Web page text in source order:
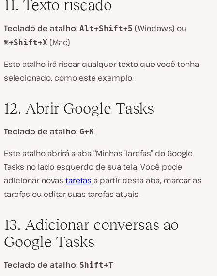
11. Texto riscado
Teclado de atalho: Alt+Shift+5 (Windows) ou
⌘+Shift+X (Mac)
Este atalho irá riscar qualquer texto que você tenha
selecionado, comoeste exemplo.
12. Abrir Google Tasks
Teclado de atalho: G+K
Este atalho abrirá a aba “Minhas Tarefas” do Google
Tasks no lado esquerdo de sua tela. Você pode
adicionar novas tarefas a partir desta aba, marcar as
tarefas ou editar suas tarefas atuais.
13. Adicionar conversas ao
Google Tasks
Teclado de atalho: Shift+T